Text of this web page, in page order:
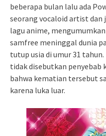
beberapa bulan lalu ada
seorang vocaloid artist dan
lagu anime,
samfree meninggal dunia
tutup usia di umur 31
tidak disebutkan penyebab
bahwa kematian tersebut
karena luka luar.